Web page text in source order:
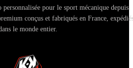
pour le sport mécanique depuis
conçus et fabriqués en France,
le monde entier.